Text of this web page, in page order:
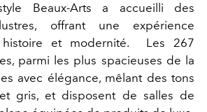
Beaux-Arts a accueilli des
offrant une expérience
histoire et modernité. Les 267
parmi les plus spacieuses de la
avec élégance, mêlant des tons
gris, et disposent de salles de